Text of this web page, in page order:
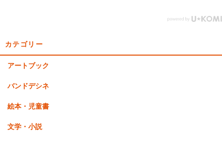
カテゴリー
アートブック
バンドデシネ
絵本・児童書
文学・小説